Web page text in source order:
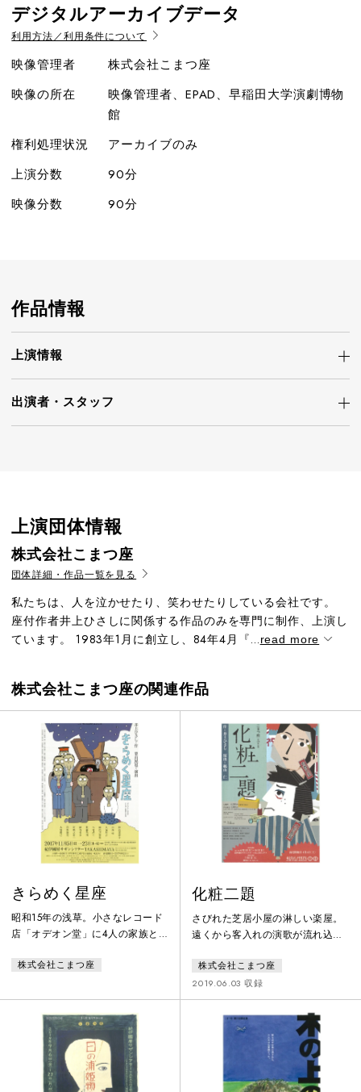
デジタルアーカイブデータ
利用方法／利用条件について
映像管理者
株式会社こまつ座
映像の所在
映像管理者、EPAD、早稲田大学演劇博物
館
権利処理状況
アーカイブのみ
上演分数
90分
映像分数
90分
作品情報
上演情報
出演者・ スタッフ
上演団体情報
株式会社こまつ座
団体詳細・作品一覧を見る
私たちは、人を泣かせたり、笑わせたりしている会社です。
座付作者井上ひさしに関係する作品のみを専門に制作、上演し
ています。 1983年1月に創立し、84年4月『...read more
株式会社こまつ座の関連作品
きらめく星座
昭和15年の浅草。小さなレコード
店「オデオン堂」に4人の家族と
いた。しかし、陸軍に入隊してい
の家」扱い。追手がかかり憲兵が
住み込みで見張りをする始末。と
ころが長女・みさをがたくさんの
傷痍軍人と交わしてきた文通ハガ
キの中から選んだ源次郎と結婚す
るにいたって、今度は一転「美談
株式会社こまつ座
化粧二題
さびれた芝居小屋の淋しい楽屋。
遠くから客入れの演歌が流れ込ん
長・五月洋子は、座員一同に檄を
飛ばし始める。開演前の化粧支度
の最中も、口上や十八番の演目で
ある「伊三郎別れ旅」の母と子が
再会する場面の稽古に余念がな
い。そこへ捨てた息子との対面
を、と出演依頼を携えたお客がや
ってきた･･･。うってかわって、ク
株式会社こまつ座
2019.06.03 収録